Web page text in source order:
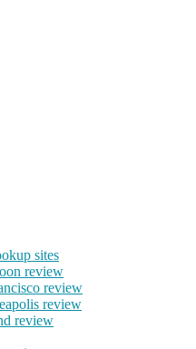
sites
review
review
review
review